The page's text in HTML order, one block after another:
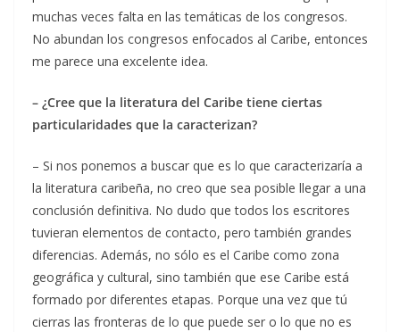
muchas veces falta en las temáticas de los congresos.
No abundan los congresos enfocados al Caribe, entonces
me parece una excelente idea.
– ¿Cree que la literatura del Caribe tiene ciertas
particularidades que la caracterizan?
– Si nos ponemos a buscar que es lo que caracterizaría a
la literatura caribeña, no creo que sea posible llegar a una
conclusión definitiva. No dudo que todos los escritores
tuvieran elementos de contacto, pero también grandes
diferencias. Además, no sólo es el Caribe como zona
geográfica y cultural, sino también que ese Caribe está
formado por diferentes etapas. Porque una vez que tú
cierras las fronteras de lo que puede ser o lo que no es